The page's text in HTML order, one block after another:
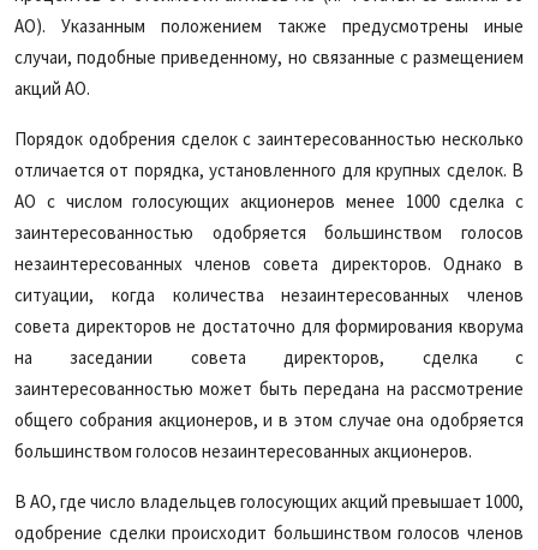
АО). Указанным положением также предусмотрены иные
случаи, подобные приведенному, но связанные с размещением
акций АО.
Порядок одобрения сделок с заинтересованностью несколько
отличается от порядка, установленного для крупных сделок. В
АО с числом голосующих акционеров менее 1000 сделка с
заинтересованностью одобряется большинством голосов
незаинтересованных членов совета директоров. Однако в
ситуации, когда количества незаинтересованных членов
совета директоров не достаточно для формирования кворума
на заседании совета директоров, сделка с
заинтересованностью может быть передана на рассмотрение
общего собрания акционеров, и в этом случае она одобряется
большинством голосов незаинтересованных акционеров.
В АО, где число владельцев голосующих акций превышает 1000,
одобрение сделки происходит большинством голосов членов